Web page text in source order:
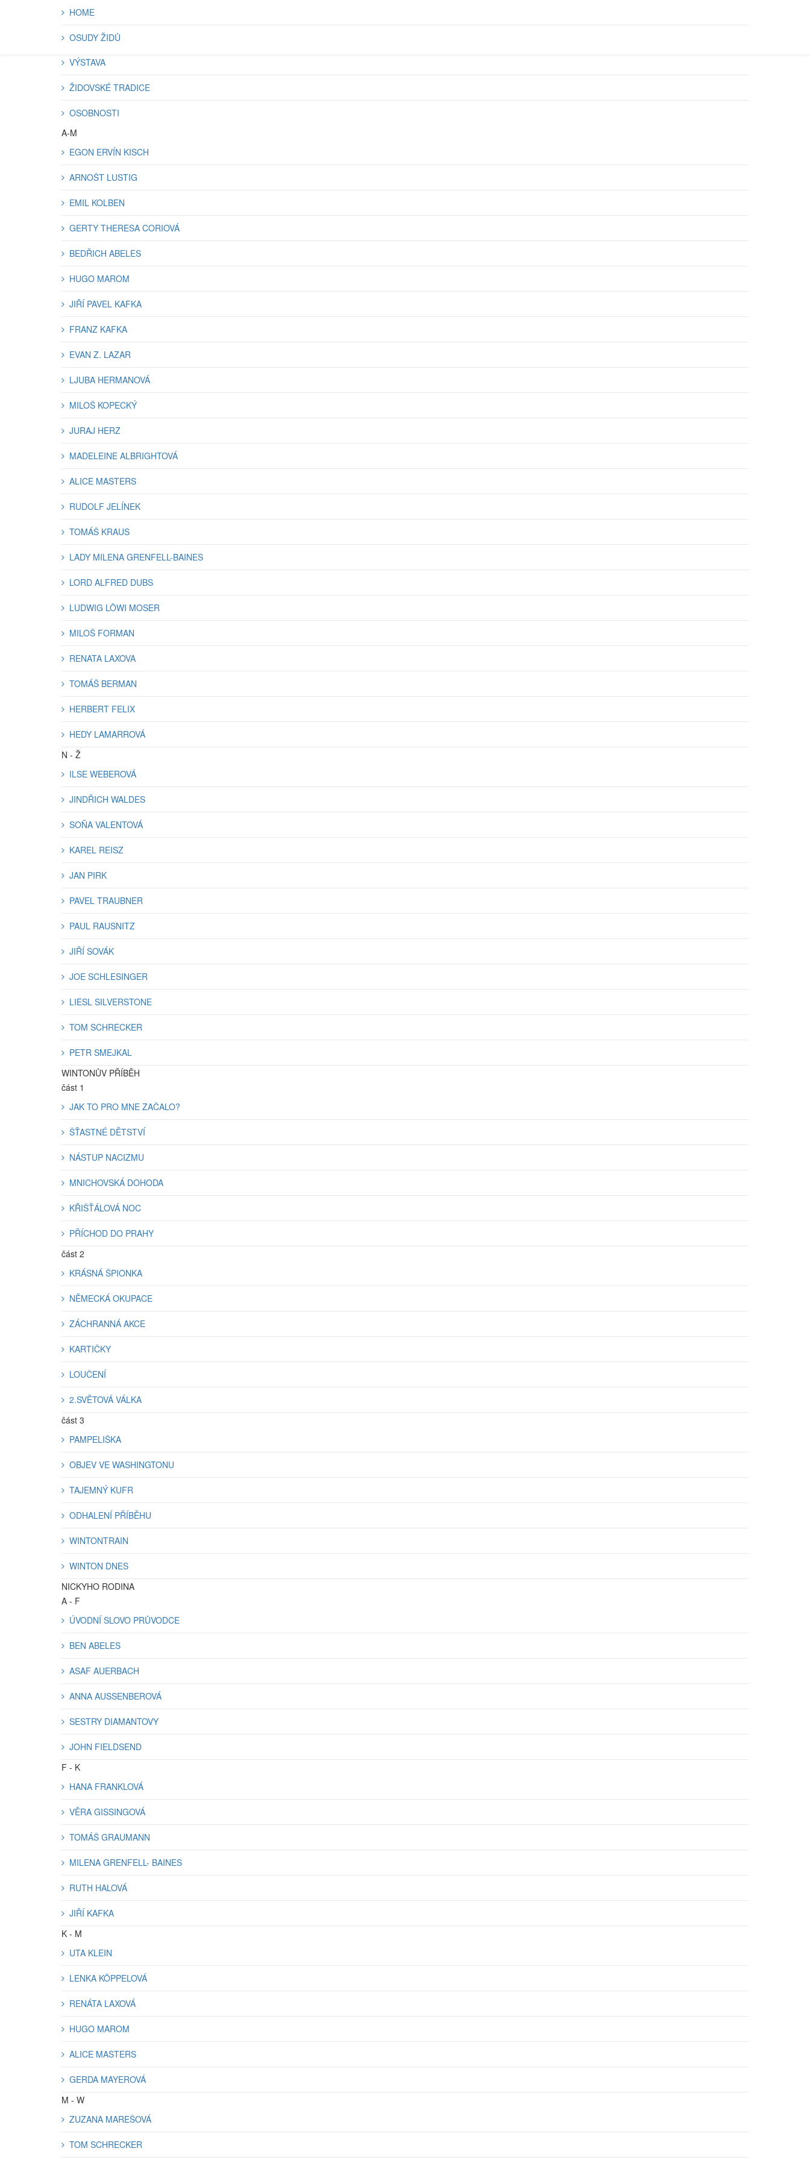
HOME
OSUDY ŽIDŮ
VÝSTAVA
ŽIDOVSKÉ TRADICE
OSOBNOSTI
A-M
EGON ERVÍN KISCH
ARNOŠT LUSTIG
EMIL KOLBEN
GERTY THERESA CORIOVÁ
BEDŘICH ABELES
HUGO MAROM
JIŘÍ PAVEL KAFKA
FRANZ KAFKA
EVAN Z. LAZAR
LJUBA HERMANOVÁ
MILOŠ KOPECKÝ
JURAJ HERZ
MADELEINE ALBRIGHTOVÁ
ALICE MASTERS
RUDOLF JELÍNEK
TOMÁŠ KRAUS
LADY MILENA GRENFELL-BAINES
LORD ALFRED DUBS
LUDWIG LÖWI MOSER
MILOŠ FORMAN
RENATA LAXOVA
TOMÁŠ BERMAN
HERBERT FELIX
HEDY LAMARROVÁ
N - Ž
ILSE WEBEROVÁ
JINDŘICH WALDES
SOŇA VALENTOVÁ
KAREL REISZ
JAN PIRK
PAVEL TRAUBNER
PAUL RAUSNITZ
JIŘÍ SOVÁK
JOE SCHLESINGER
LIESL SILVERSTONE
TOM SCHRECKER
PETR SMEJKAL
WINTONŮV PŘÍBĚH
část 1
JAK TO PRO MNE ZAČALO?
ŠŤASTNÉ DĚTSTVÍ
NÁSTUP NACIZMU
MNICHOVSKÁ DOHODA
KŘIŠŤÁLOVÁ NOC
PŘÍCHOD DO PRAHY
část 2
KRÁSNÁ ŠPIONKA
NĚMECKÁ OKUPACE
ZÁCHRANNÁ AKCE
KARTIČKY
LOUČENÍ
2.SVĚTOVÁ VÁLKA
část 3
PAMPELIŠKA
OBJEV VE WASHINGTONU
TAJEMNÝ KUFR
ODHALENÍ PŘÍBĚHU
WINTONTRAIN
WINTON DNES
NICKYHO RODINA
A - F
ÚVODNÍ SLOVO PRŮVODCE
BEN ABELES
ASAF AUERBACH
ANNA AUSSENBEROVÁ
SESTRY DIAMANTOVY
JOHN FIELDSEND
F - K
HANA FRANKLOVÁ
VĚRA GISSINGOVÁ
TOMÁŠ GRAUMANN
MILENA GRENFELL- BAINES
RUTH HALOVÁ
JIŘÍ KAFKA
K - M
UTA KLEIN
LENKA KÖPPELOVÁ
RENÁTA LAXOVÁ
HUGO MAROM
ALICE MASTERS
GERDA MAYEROVÁ
M - W
ZUZANA MAREŠOVÁ
TOM SCHRECKER